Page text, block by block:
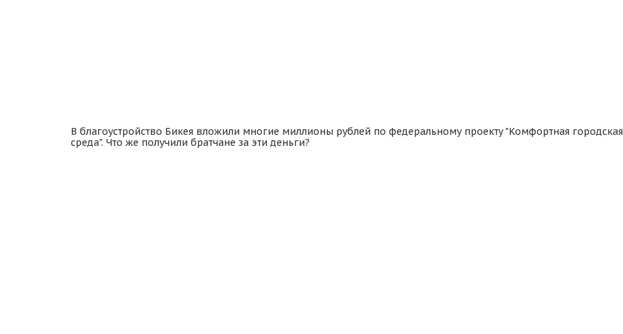
В благоустройство Бикея вложили многие миллионы рублей по федеральному проекту "Комфортная городская
среда". Что же получили братчане за эти деньги?